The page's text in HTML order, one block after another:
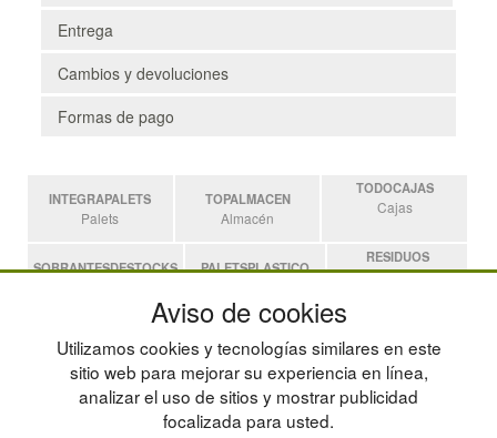
Entrega
Cambios y devoluciones
Formas de pago
INTEGRAPALETS
Palets
TOPALMACEN
Almacén
TODOCAJAS
Cajas
SOBRANTESDESTOCKS PALETSPLASTICO
RESIDUOS
Residuos
Estanterias
POLÍTICA DE PRIVACIDAD
MAPA WEB
Aviso de cookies
Utilizamos cookies y tecnologías similares en este
sitio web para mejorar su experiencia en línea,
analizar el uso de sitios y mostrar publicidad
focalizada para usted.